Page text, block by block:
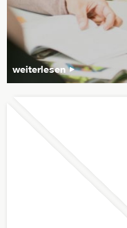
weiterlesen